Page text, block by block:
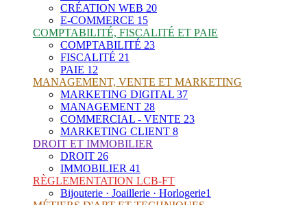
CRÉATION WEB 20
E-COMMERCE 15
COMPTABILITÉ, FISCALITÉ ET PAIE
COMPTABILITÉ 23
FISCALITÉ 21
PAIE 12
MANAGEMENT, VENTE ET MARKETING
MARKETING DIGITAL 37
MANAGEMENT 28
COMMERCIAL - VENTE 23
MARKETING CLIENT 8
DROIT ET IMMOBILIER
DROIT 26
IMMOBILIER 41
RÈGLEMENTATION LCB-FT
Bijouterie · Joaillerie · Horlogerie1